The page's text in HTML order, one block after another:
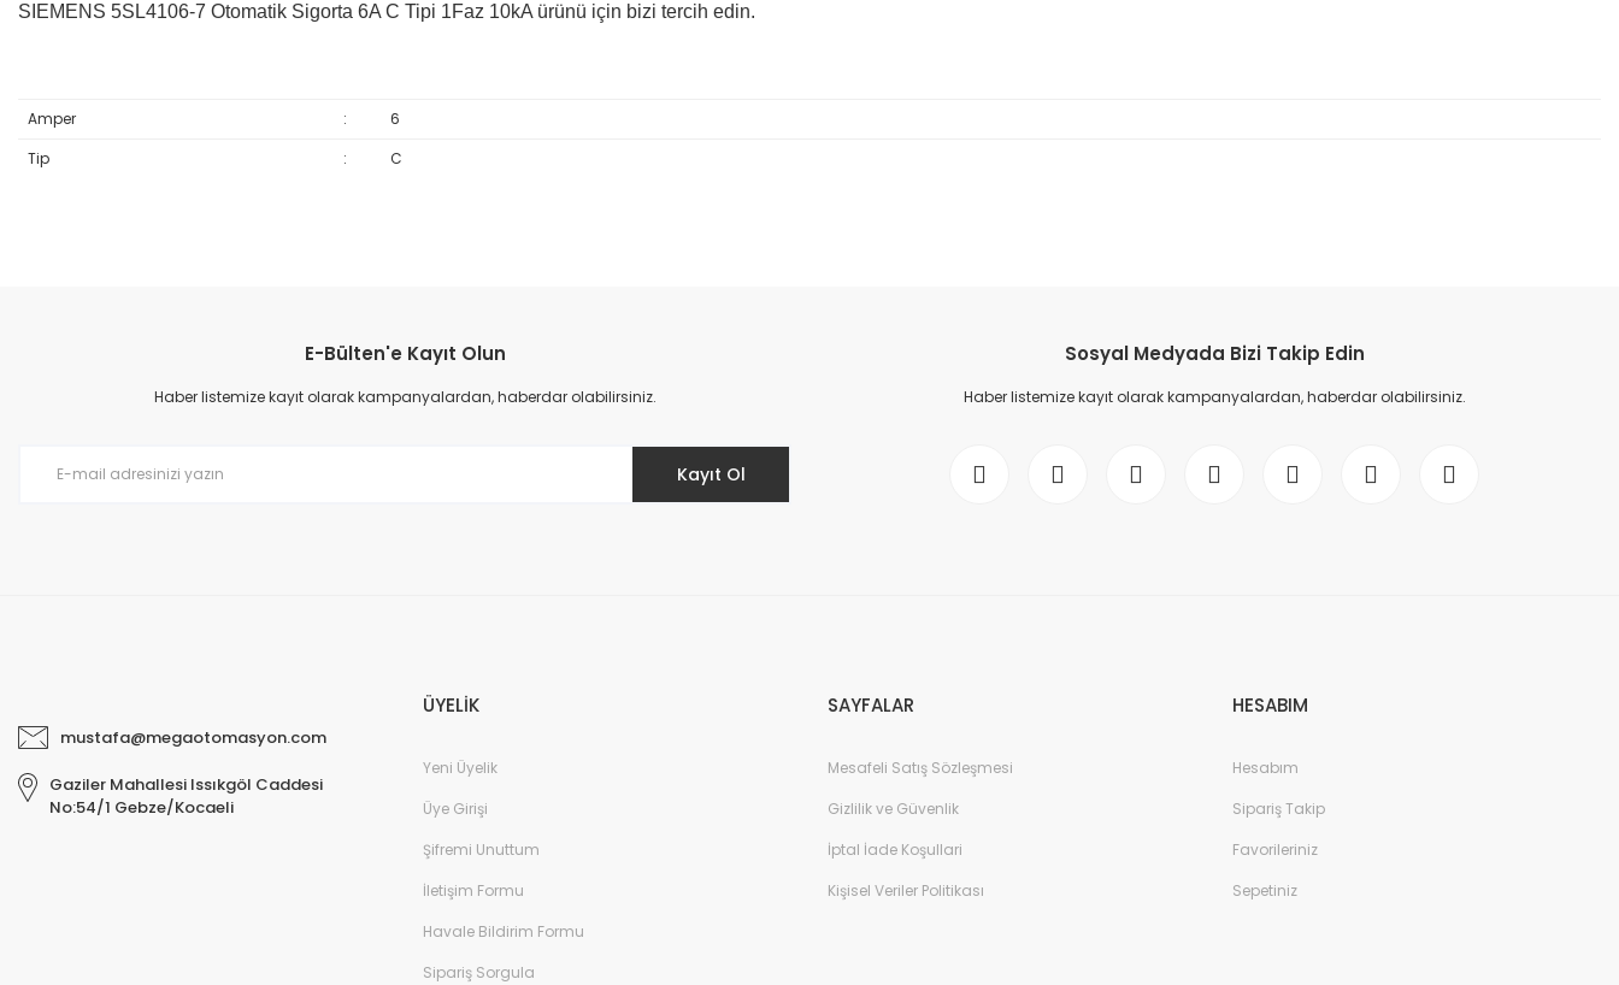
SIEMENS 5SL4106-7 Otomatik Sigorta 6A C Tipi 1Faz 10kA ürünü için bizi tercih edin.
Amper :
6
Tip
: C
Ürün resmi kalitesiz, bozuk veya görüntülenemiyor.
Ürün açıklamasında eksik bilgiler bulunuyor.
E-Bülten'e Kayıt Olun
Haber listemize kayıt olarak kampanyalardan, haberdar olabilirsiniz.
Kayıt Ol
Sosyal Medyada Bizi Takip Edin
Haber listemize kayıt olarak kampanyalardan, haberdar olabilirsiniz.
mustafa@megaotomasyon.com
Gaziler Mahallesi Issıkgöl Caddesi
No:54/1 Gebze/Kocaeli
ÜYELİK
Yeni Üyelik
Üye Girişi
Şifremi Unuttum
İletişim Formu
Havale Bildirim Formu
Sipariş Sorgula
SAYFALAR
Mesafeli Satış Sözleşmesi
Gizlilik ve Güvenlik
İptal İade Koşullari
Kişisel Veriler Politikası
HESABIM
Hesabım
Sipariş Takip
Favorileriniz
Sepetiniz